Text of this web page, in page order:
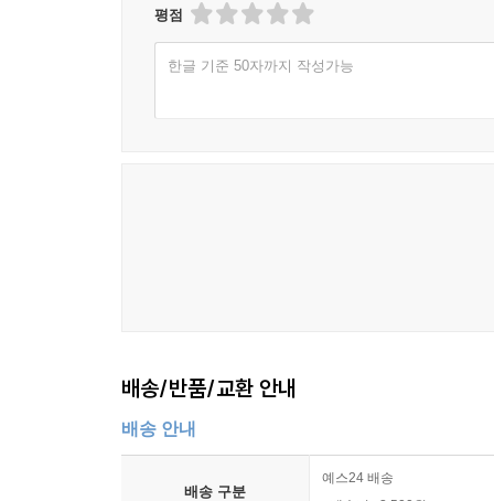
평점
한글 기준 50자까지 작성가능
배송/반품/교환 안내
배송 안내
배송 구분
예스24 배송